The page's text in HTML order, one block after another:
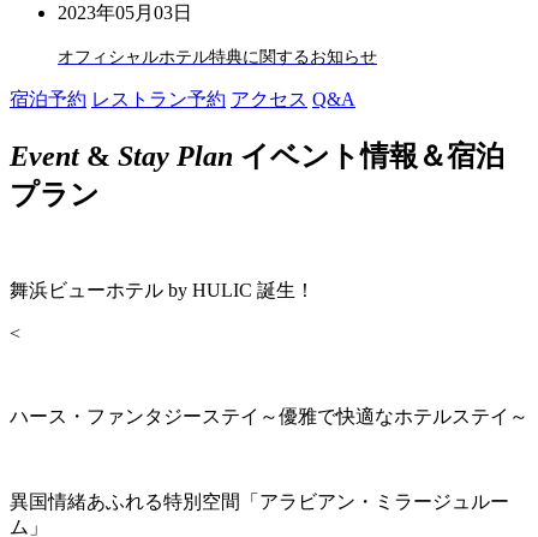
2023年05月03日
オフィシャルホテル特典に関するお知らせ
宿泊予約 レストラン予約 アクセス Q&A
Event& Stay Plan イベント情報＆宿泊
プラン
舞浜ビューホテル by HULIC 誕生！
<
ハース・ファンタジーステイ～優雅で快適なホテルステイ～
異国情緒あふれる特別空間「アラビアン・ミラージュルー
ム」